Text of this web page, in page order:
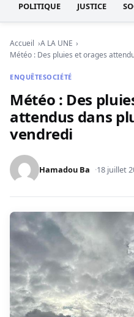
POLITIQUE JUSTICE
Accueil
A LA UNE
Météo : Des pluies et orages
ENQUÊTESOCIÉTÉ
Météo : Des
attendus dans
vendredi
Hamadou Ba 18 juillet